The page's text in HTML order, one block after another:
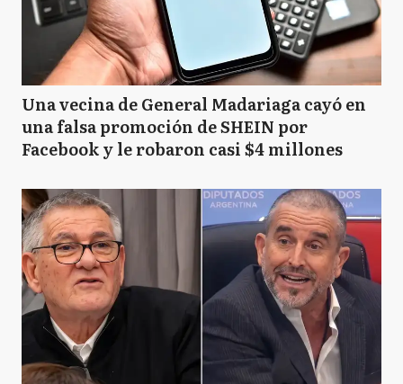
Una vecina de General Madariaga cayó en
una falsa promoción de SHEIN por
Facebook y le robaron casi $4 millones